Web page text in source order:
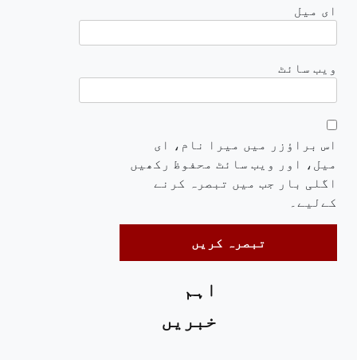
ای میل
ویب‌ سائٹ
اس براؤزر میں میرا نام، ای
میل، اور ویب سائٹ محفوظ رکھیں
اگلی بار جب میں تبصرہ کرنے
کےلیے۔
اہم
خبریں